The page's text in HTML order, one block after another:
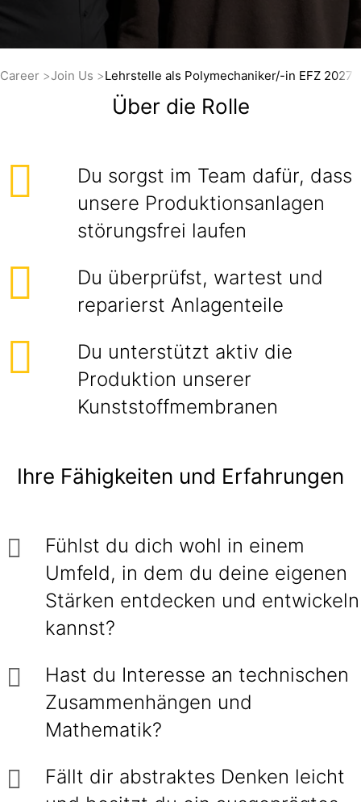
Career Join Us Lehrstelle als Polymechaniker/-in EFZ 2027
Über die Rolle
Du sorgst im Team dafür, dass
unsere Produktionsanlagen
störungsfrei laufen
Du überprüfst, wartest und
reparierst Anlagenteile
Du unterstützt aktiv die
Produktion unserer
Kunststoffmembranen
Ihre Fähigkeiten und Erfahrungen
Fühlst du dich wohl in einem
Umfeld, in dem du deine eigenen
Stärken entdecken und entwickeln
kannst?
Hast du Interesse an technischen
Zusammenhängen und
Mathematik?
Fällt dir abstraktes Denken leicht